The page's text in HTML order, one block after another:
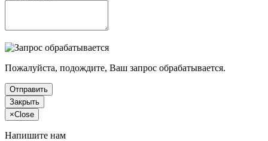
Пожалуйста, подождите, Ваш запрос обрабатывается.
Отправить
Закрыть
×Close
Напишите нам